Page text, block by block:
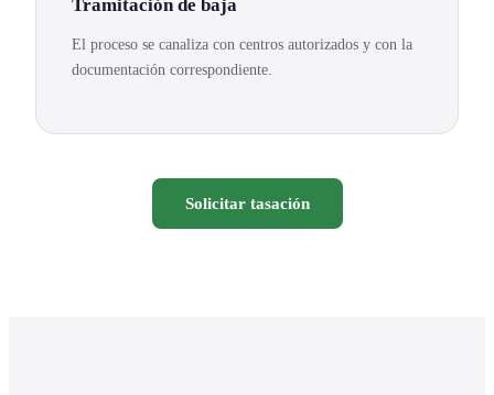
Tramitación de baja
El proceso se canaliza con centros autorizados y con la
documentación correspondiente.
Solicitar tasación